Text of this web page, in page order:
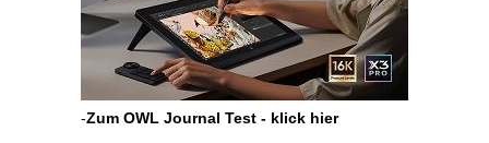
-Zum OWL Journal Test - klick hier